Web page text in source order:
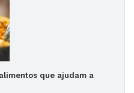
que ajudam a